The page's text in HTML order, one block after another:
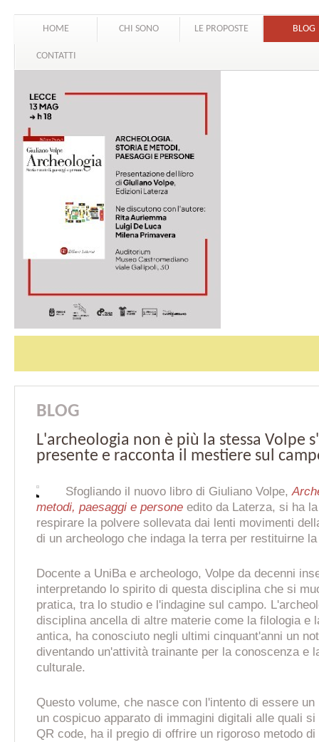
HOME CHI SONO LE PROPOSTE BLOG
CONTATTI
BLOG
L'archeologia non è più la stessa Volpe
presente e racconta il mestiere sul
Sfogliando il nuovo libro di Giuliano Volpe,
metodi, paesaggi e persone edito da Laterza, si ha
respirare la polvere sollevata dai lenti movimenti
di un archeologo che indaga la terra per restituirne
Docente a UniBa e archeologo, Volpe da decenni
interpretando lo spirito di questa disciplina che si
pratica, tra lo studio e l'indagine sul campo.
disciplina ancella di altre materie come la filologia e
antica, ha conosciuto negli ultimi cinquant'anni un
diventando un'attività trainante per la conoscenza e
culturale.
Questo volume, che nasce con l'intento di essere un
un cospicuo apparato di immagini digitali alle quali
QR code, ha il pregio di offrire un rigoroso metodo